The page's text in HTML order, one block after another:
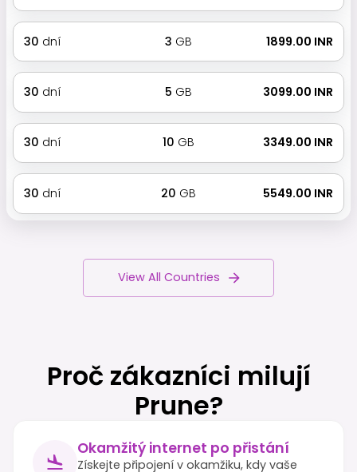
30 dní 3 GB ₹ 1899.00 INR
30 dní 5 GB ₹ 3099.00 INR
30 dní 10 GB ₹ 3349.00 INR
30 dní 20 GB ₹ 5549.00 INR
View All Countries
Proč zákazníci milují
Prune?
Okamžitý internet po přistání
Získejte připojení v okamžiku, kdy vaše